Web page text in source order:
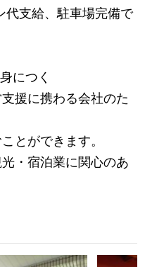
代支給、駐車場完備で
につく
援に携わる会社のた
とができます。
・宿泊業に関心のあ